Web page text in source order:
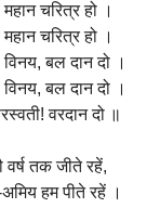
महान चरित्र हो ।
महान चरित्र हो ।
विनय, बल दान दो ।
विनय, बल दान दो ।
वरदान दो ॥
वर्ष तक जीते रहें,
हम पीते रहें ।